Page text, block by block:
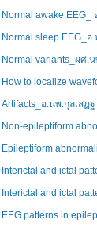
Normal awake
Normal sleep EEG_
Normal variants_ผศ
How to localize
Artifacts_อ.นพ.กุลเสฏ
Non-epileptiform
Epileptiform
Interictal and ictal
Interictal and ictal
EEG patterns in